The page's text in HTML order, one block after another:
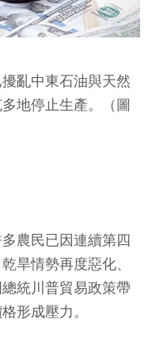
亂中東石油與天然
地停止生產。（圖
農民已因連續第四
旱情勢再度惡化、
統川普貿易政策帶
形成壓力。